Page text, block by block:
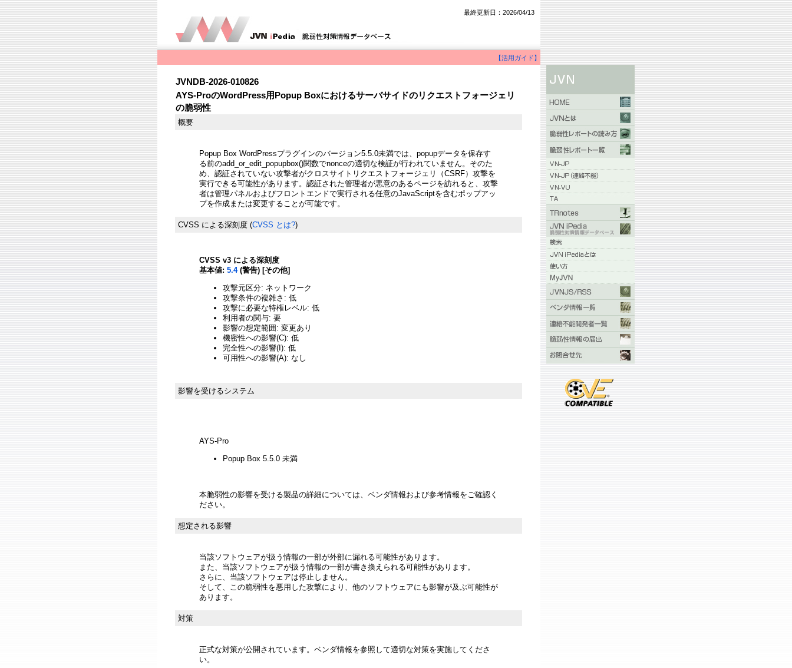
最終更新日：2026/04/13
【活用ガイド】
JVNDB-2026-010826
AYS-ProのWordPress用Popup Boxにおけるサーバサイドのリクエストフォージェリ
の脆弱性
概要
Popup Box WordPressプラグインのバージョン5.5.0未満では、popupデータを保存す
る前のadd_or_edit_popupbox()関数でnonceの適切な検証が行われていません。そのた
め、認証されていない攻撃者がクロスサイトリクエストフォージェリ（CSRF）攻撃を
実行できる可能性があります。認証された管理者が悪意のあるページを訪れると、攻撃
者は管理パネルおよびフロントエンドで実行される任意のJavaScriptを含むポップアッ
プを作成または変更することが可能です。
CVSS による深刻度 (CVSS とは?)
CVSS v3 による深刻度
基本値: 5.4(警告) [その他]
攻撃元区分: ネットワーク
攻撃条件の複雑さ: 低
攻撃に必要な特権レベル: 低
利用者の関与: 要
影響の想定範囲: 変更あり
機密性への影響(C): 低
完全性への影響(I): 低
可用性への影響(A): なし
影響を受けるシステム
AYS-Pro
Popup Box 5.5.0 未満
本脆弱性の影響を受ける製品の詳細については、ベンダ情報および参考情報をご確認く
ださい。
想定される影響
当該ソフトウェアが扱う情報の一部が外部に漏れる可能性があります。
また、当該ソフトウェアが扱う情報の一部が書き換えられる可能性があります。
さらに、当該ソフトウェアは停止しません。
そして、この脆弱性を悪用した攻撃により、他のソフトウェアにも影響が及ぶ可能性が
あります。
対策
正式な対策が公開されています。ベンダ情報を参照して適切な対策を実施してくださ
い。